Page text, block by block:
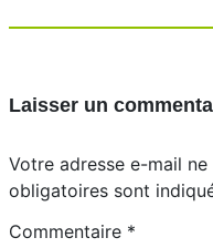
Laisser un
Votre adresse e-mail
obligatoires sont
Commentaire *